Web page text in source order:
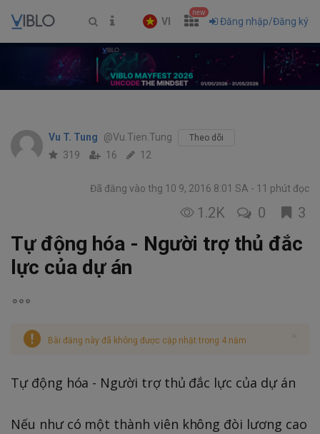
VI
new
Đăng nhập/Đăng ký
Vu T. Tung @Vu.Tien.Tung Theo dõi
319 16 12
Đã đăng vào thg 10 9, 2016 8:01 SA 11 phút đọc
1.2K 0 3
Tự động hóa - Người trợ thủ đắc
lực của dự án
Bài đăng này đã không được cập nhật trong 4 năm
Tự động hóa - Người trợ thủ đắc lực của dự án
Nếu như có một thành viên không đòi lương cao